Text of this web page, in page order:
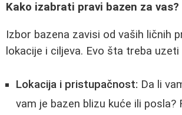
Kako izabrati pravi bazen za vas?
Izbor bazena zavisi od vaših ličnih
lokacije i ciljeva. Evo šta treba uzeti
Lokacija i pristupačnost: Da li
vam je bazen blizu kuće ili posla?